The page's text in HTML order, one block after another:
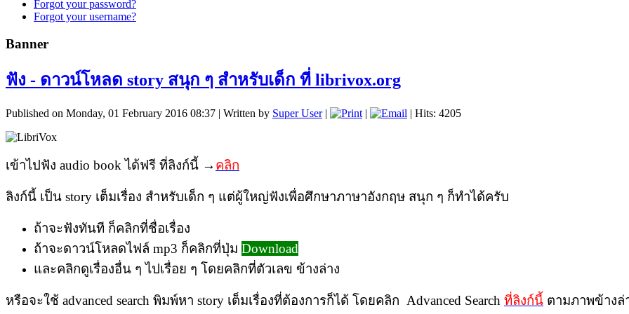
Forgot your password?
Forgot your username?
Banner
ฟัง - ดาวน์โหลด story สนุก ๆ สำหรับเด็ก ที่ librivox.org
Published on Monday, 01 February 2016 08:37 | Written by Super User| | | Hits: 4205
เข้าไปฟัง audio book ได้ฟรี ที่ลิงก์นี้ → คลิก
ลิงก์นี้ เป็น story เต็มเรื่อง สำหรับเด็ก ๆ แต่ผู้ใหญ่ฟังเพื่อศึกษาภาษาอังกฤษ สนุก ๆ ก็ทำได้ครับ
ถ้าจะฟังทันที ก็คลิกที่ชื่อเรื่อง
ถ้าจะดาวน์โหลดไฟล์ mp3 ก็คลิกที่ปุ่ม Download
และคลิกดูเรื่องอื่น ๆ ไปเรื่อย ๆ โดยคลิกที่ตัวเลข ข้างล่าง
หรือจะใช้ advanced search พิมพ์หา story เต็มเรื่องที่ต้องการก็ได้ โดยคลิก Advanced Search ที่ลิงก์นี้ ตามภาพข้างล่